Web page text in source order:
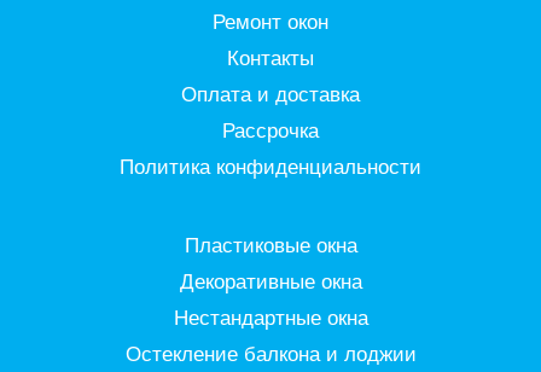
Ремонт окон
Контакты
Оплата и доставка
Рассрочка
Политика конфиденциальности
Пластиковые окна
Декоративные окна
Нестандартные окна
Остекление балкона и лоджии